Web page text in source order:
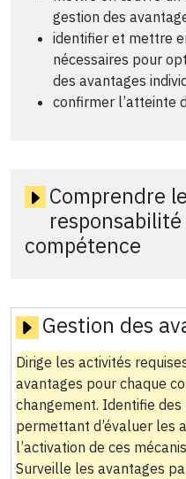
gestion des
identifier et mettre
nécessaires pour
des avantages
confirmer l’atteinte
Comprendre
compétence
Gestion des
Dirige les activités
avantages pour chaque
changement. Identifie
permettant d’évaluer les
l’activation de ces
Surveille les avantages